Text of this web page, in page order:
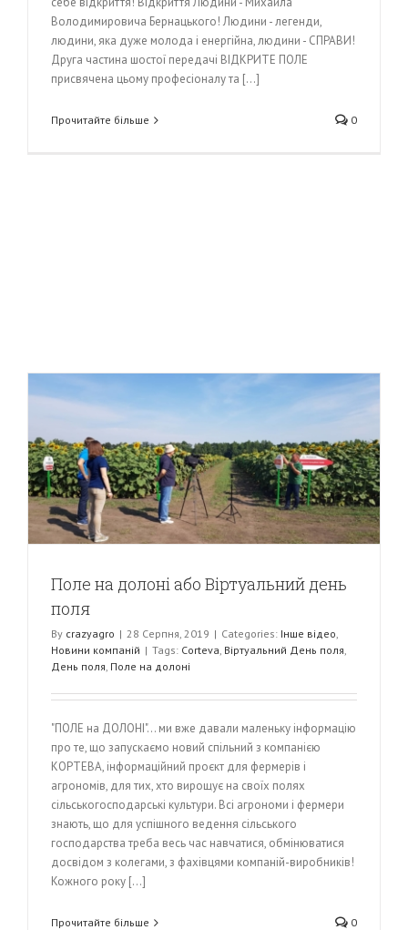
Володимировича Бернацького! Людини - легенди,
людини, яка дуже молода і енергійна, людини - СПРАВИ!
Друга частина шостої передачі ВІДКРИТЕ ПОЛЕ
присвячена цьому професіоналу та [...]
Прочитайте більше 0
Поле на долоні або Віртуальний день
поля
By crazyagro | 28 Серпня, 2019 | Categories: Інше відео
Новини компаній | Tags: Corteva Віртуальний День поля
День поля Поле на долоні
"ПОЛЕ на ДОЛОНІ"... ми вже давали маленьку інформацію
про те, що запускаємо новий спільний з компанією
КОРТЕВА, інформаційний проєкт для фермерів і
агрономів, для тих, хто вирощує на своїх полях
сільськогосподарські культури. Всі агрономи і фермери
знають, що для успішного ведення сільського
господарства треба весь час навчатися, обмінюватися
досвідом з колегами, з фахівцями компаній-виробників!
Кожного року [...]
Прочитайте більше 0